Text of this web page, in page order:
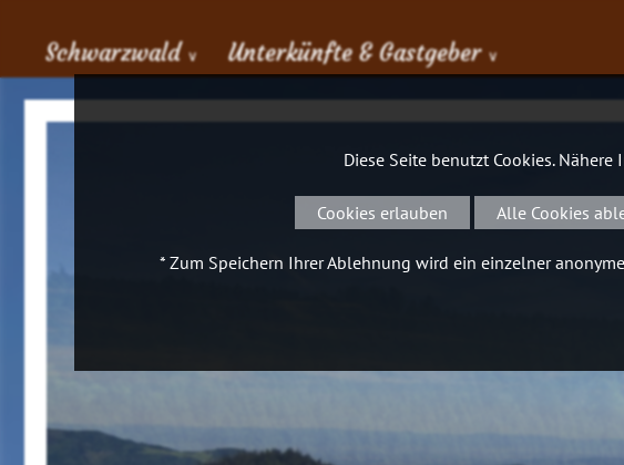
Schwarzwald ∨ Unterkünfte & Gastgeber ∨
Diese Seite benutzt Cookies.
Cookies erlauben Alle Cookies
* Zum Speichern Ihrer Ablehnung wird ein einzelner